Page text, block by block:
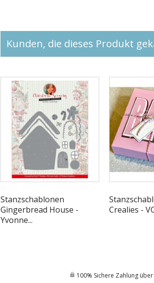
Kunden, die dieses Produkt
Stanzschablonen
Gingerbread House -
Yvonne...
Crealies -
100% Sichere Zahlung über